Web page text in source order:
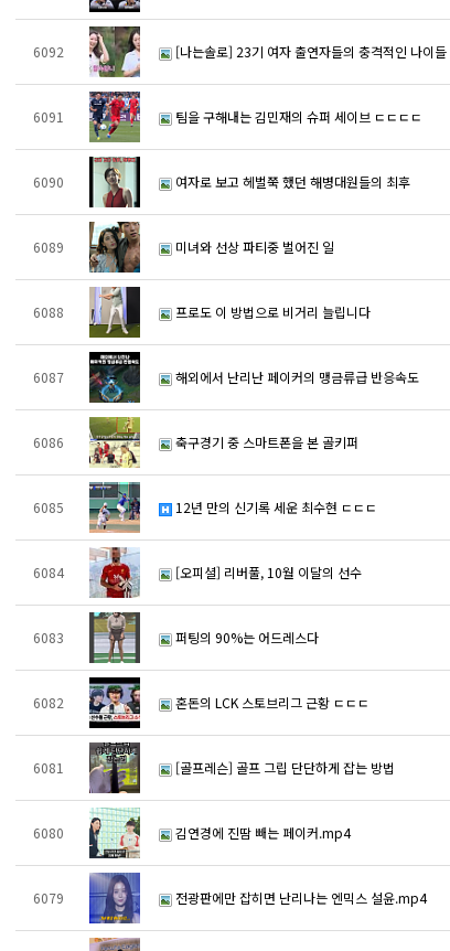
6092 [나는솔로] 23기 여자 출연자들의 충격적인 나이들
6091 팀을 구해내는 김민재의 슈퍼 세이브 ㄷㄷㄷㄷ
6090 여자로 보고 헤벌쭉 했던 해병대원들의 최후
6089 미녀와 선상 파티중 벌어진 일
6088 프로도 이 방법으로 비거리 늘립니다
6087 해외에서 난리난 페이커의 맹금류급 반응속도
6086 축구경기 중 스마트폰을 본 골키퍼
6085 12년 만의 신기록 세운 최수현 ㄷㄷㄷ
6084 [오피셜] 리버풀, 10월 이달의 선수
6083 퍼팅의 90%는 어드레스다
6082 혼돈의 LCK 스토브리그 근황 ㄷㄷㄷ
6081 [골프레슨] 골프 그립 단단하게 잡는 방법
6080 김연경에 진땀 빼는 페이커.mp4
6079 전광판에만 잡히면 난리나는 엔믹스 설윤.mp4